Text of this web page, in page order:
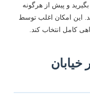
و پیش از هرگونه
امکان اغلب توسط
انتخاب کند.